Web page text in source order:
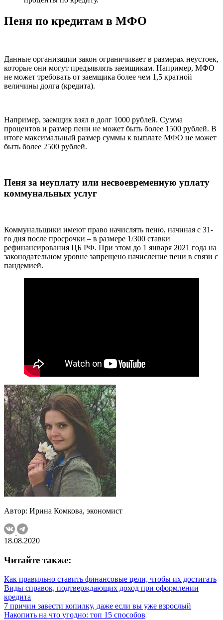
Пеня по кредитам в МФО
Данные организации закон ограничивает в размерах неустоек,
которые они могут предъявлять заемщикам. Например, МФО
не может требовать от заемщика более чем 1,5 кратной
величины долга (кредита).
Например, заемщик взял в долг 1000 рублей. Сумма
процентов и размер пени не может быть более 1500 рублей. В
итоге максимальный размер суммы к выплате МФО не может
быть более 2500 рублей.
Пеня за неуплату или несвоевременную уплату
коммунальных услуг
Коммунальщики имеют право начислять пеню, начиная с 31-
го дня после просрочки – в размере 1/300 ставки
рефинансирования ЦБ РФ. При этом до 1 января 2021 года на
законодательном уровне запрещено начисление пени в связи с
пандемией.
Автор: Ирина Комкова, экономист
18.08.2020
Читайте также:
Как правильно ставить финансовые цели, чтобы их достигать
Виды справок, подтверждающих доход при оформлении
кредита
7 причин завести копилку, даже если вы уже взрослый
Накопить на что угодно: топ 15 способов